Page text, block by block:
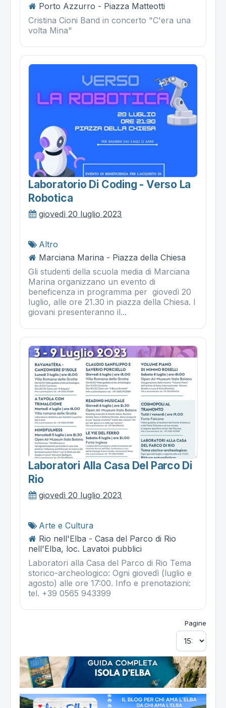
Porto Azzurro - Piazza Matteotti
Cristina Cioni Band in concerto "C'era una
volta Mina"
Laboratorio Di Coding - Verso La
Robotica
giovedì 20 luglio 2023
Altro
Marciana Marina - Piazza della Chiesa
Gli studenti della scuola media di Marciana
Marina organizzano un evento di
beneficenza in programma per giovedì 20
luglio, alle ore 21.30 in piazza della Chiesa. I
giovani presenteranno il...
Laboratori Alla Casa Del Parco Di
Rio
giovedì 20 luglio 2023
Arte e Cultura
Rio nell'Elba - Casa del Parco di Rio
nell'Elba, loc. Lavatoi pubblici
Laboratori alla Casa del Parco di Rio Tema
storico-archeologico: Ogni giovedì (luglio e
agosto) alle ore 17:00. Info e prenotazioni:
tel. +39 0565 943399
Pagine